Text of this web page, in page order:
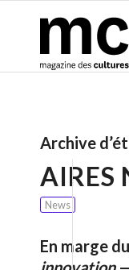
Archive
AIRES
News
En marge